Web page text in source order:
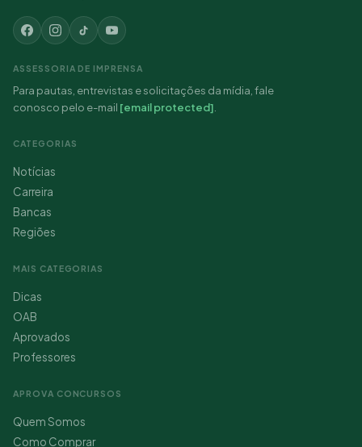
ASSESSORIA DE IMPRENSA
Para pautas, entrevistas e solicitações da mídia, fale
conosco pelo e-mail [email protected]
CATEGORIAS
Notícias
Carreira
Bancas
Regiões
MAIS CATEGORIAS
Dicas
OAB
Aprovados
Professores
APROVA CONCURSOS
Quem Somos
Como Comprar